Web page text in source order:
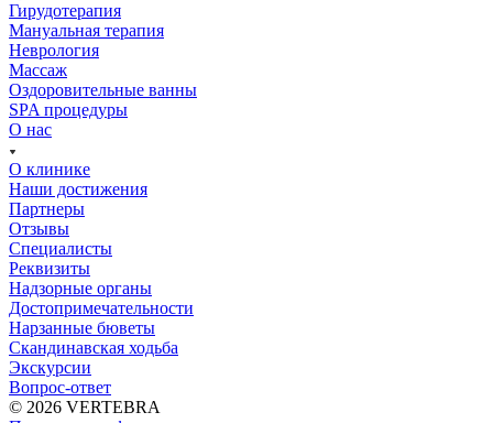
Гирудотерапия
Мануальная терапия
Неврология
Массаж
Оздоровительные ванны
SPA процедуры
О нас
О клинике
Наши достижения
Партнеры
Отзывы
Специалисты
Реквизиты
Надзорные органы
Достопримечательности
Нарзанные бюветы
Скандинавская ходьба
Экскурсии
Вопрос-ответ
© 2026 VERTEBRA